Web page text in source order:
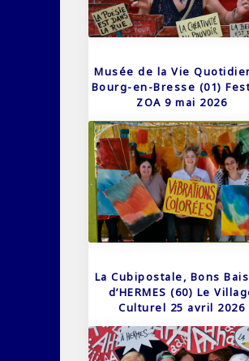
Musée de la Vie
Bourg-en-Bresse (01)
ZOA 9 mai 2026
La Cubipostale, Bons
d’HERMES (60) Le
Culturel 25 avril 2026